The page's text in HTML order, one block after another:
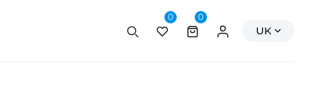
Пошук
0 0
Персональні
UK